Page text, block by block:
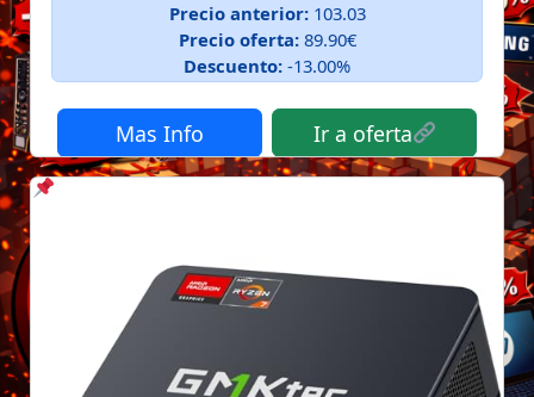
Precio anterior:103.03
Precio oferta:89.90€
Descuento: -13.00%
Mas Info Ir a oferta